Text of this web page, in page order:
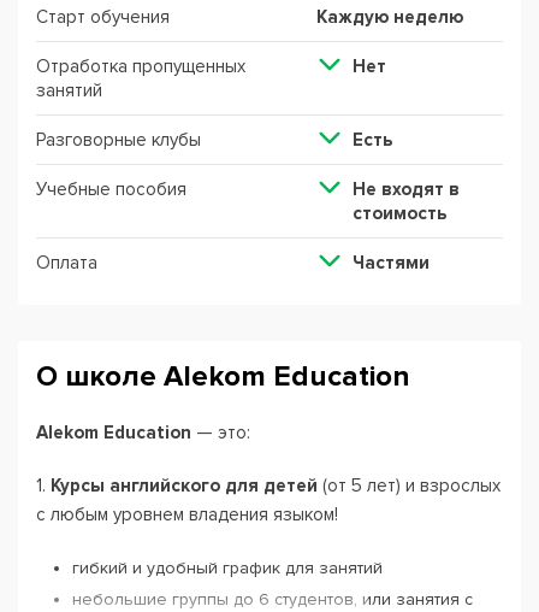
Старт обучения Каждую неделю
Отработка пропущенных
занятий
Нет
Разговорные клубы Есть
Учебные пособия
Не входят в
стоимость
Оплата Частями
О школе Alekom Education
Alekom Education — это:
1. Курсы английского для детей (от 5 лет) и взрослых
с любым уровнем владения языком!
гибкий и удобный график для занятий
небольшие группы до 6 студентов, или занятия с